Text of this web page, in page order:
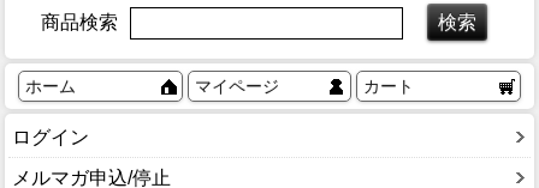
商品検索
ホーム マイページ カート
ログイン
メルマガ申込/停止